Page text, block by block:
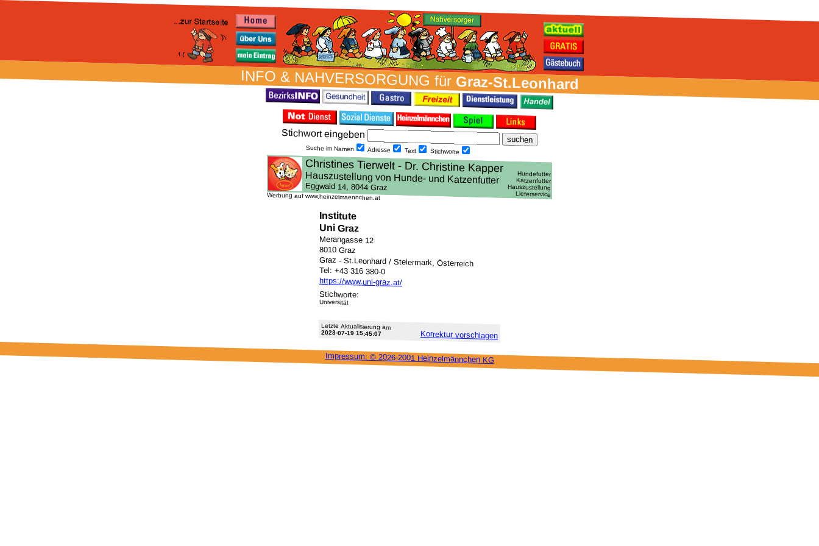
INFO & NAH­VER­SORG­UNG fürGraz-St.Leonhard
Stich­wort ein­geben
Suche im Namen Adresse Text Stich­worte
Werbung auf www.heinzelmaennchen.at
Institute
Uni Graz
Merangasse 12
8010 Graz
Graz - St.Leonhard / Steiermark, Österreich
Tel: +43 316 380-0
https://www.uni-graz.at/
Stichworte:
Universität
Letzte Aktu­alisie­rung am
2023-07-19 15:45:07 Korrektur vor­schlagen
Impressum: © 2026-2001 Heinzel­männchen KG